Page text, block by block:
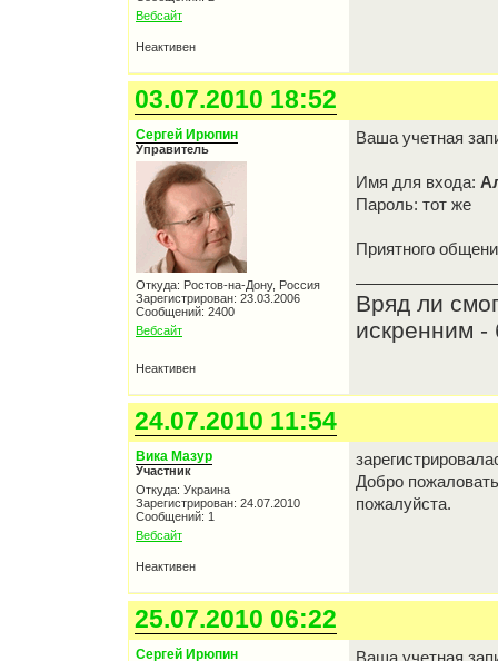
Вебсайт
Неактивен
03.07.2010 18:52
Сергей Ирюпин
Управитель
Откуда: Ростов-на-Дону, Россия
Зарегистрирован: 23.03.2006
Сообщений: 2400
Вебсайт
Ваша учетная
Имя для входа:
Пароль: тот же
Приятного
Вряд ли
искренним -
Неактивен
24.07.2010 11:54
Вика Мазур
Участник
Откуда: Украина
Зарегистрирован: 24.07.2010
Сообщений: 1
Вебсайт
Добро
пожалуйста.
Неактивен
25.07.2010 06:22
Сергей Ирюпин